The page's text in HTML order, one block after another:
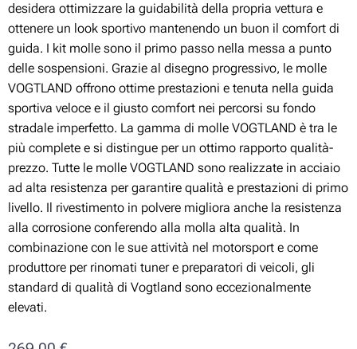
desidera ottimizzare la guidabilità della propria vettura e
ottenere un look sportivo mantenendo un buon il comfort di
guida. I kit molle sono il primo passo nella messa a punto
delle sospensioni. Grazie al disegno progressivo, le molle
VOGTLAND offrono ottime prestazioni e tenuta nella guida
sportiva veloce e il giusto comfort nei percorsi su fondo
stradale imperfetto. La gamma di molle VOGTLAND è tra le
più complete e si distingue per un ottimo rapporto qualità-
prezzo. Tutte le molle VOGTLAND sono realizzate in acciaio
ad alta resistenza per garantire qualità e prestazioni di primo
livello. Il rivestimento in polvere migliora anche la resistenza
alla corrosione conferendo alla molla alta qualità. In
combinazione con le sue attività nel motorsport e come
produttore per rinomati tuner e preparatori di veicoli, gli
standard di qualità di Vogtland sono eccezionalmente
elevati.